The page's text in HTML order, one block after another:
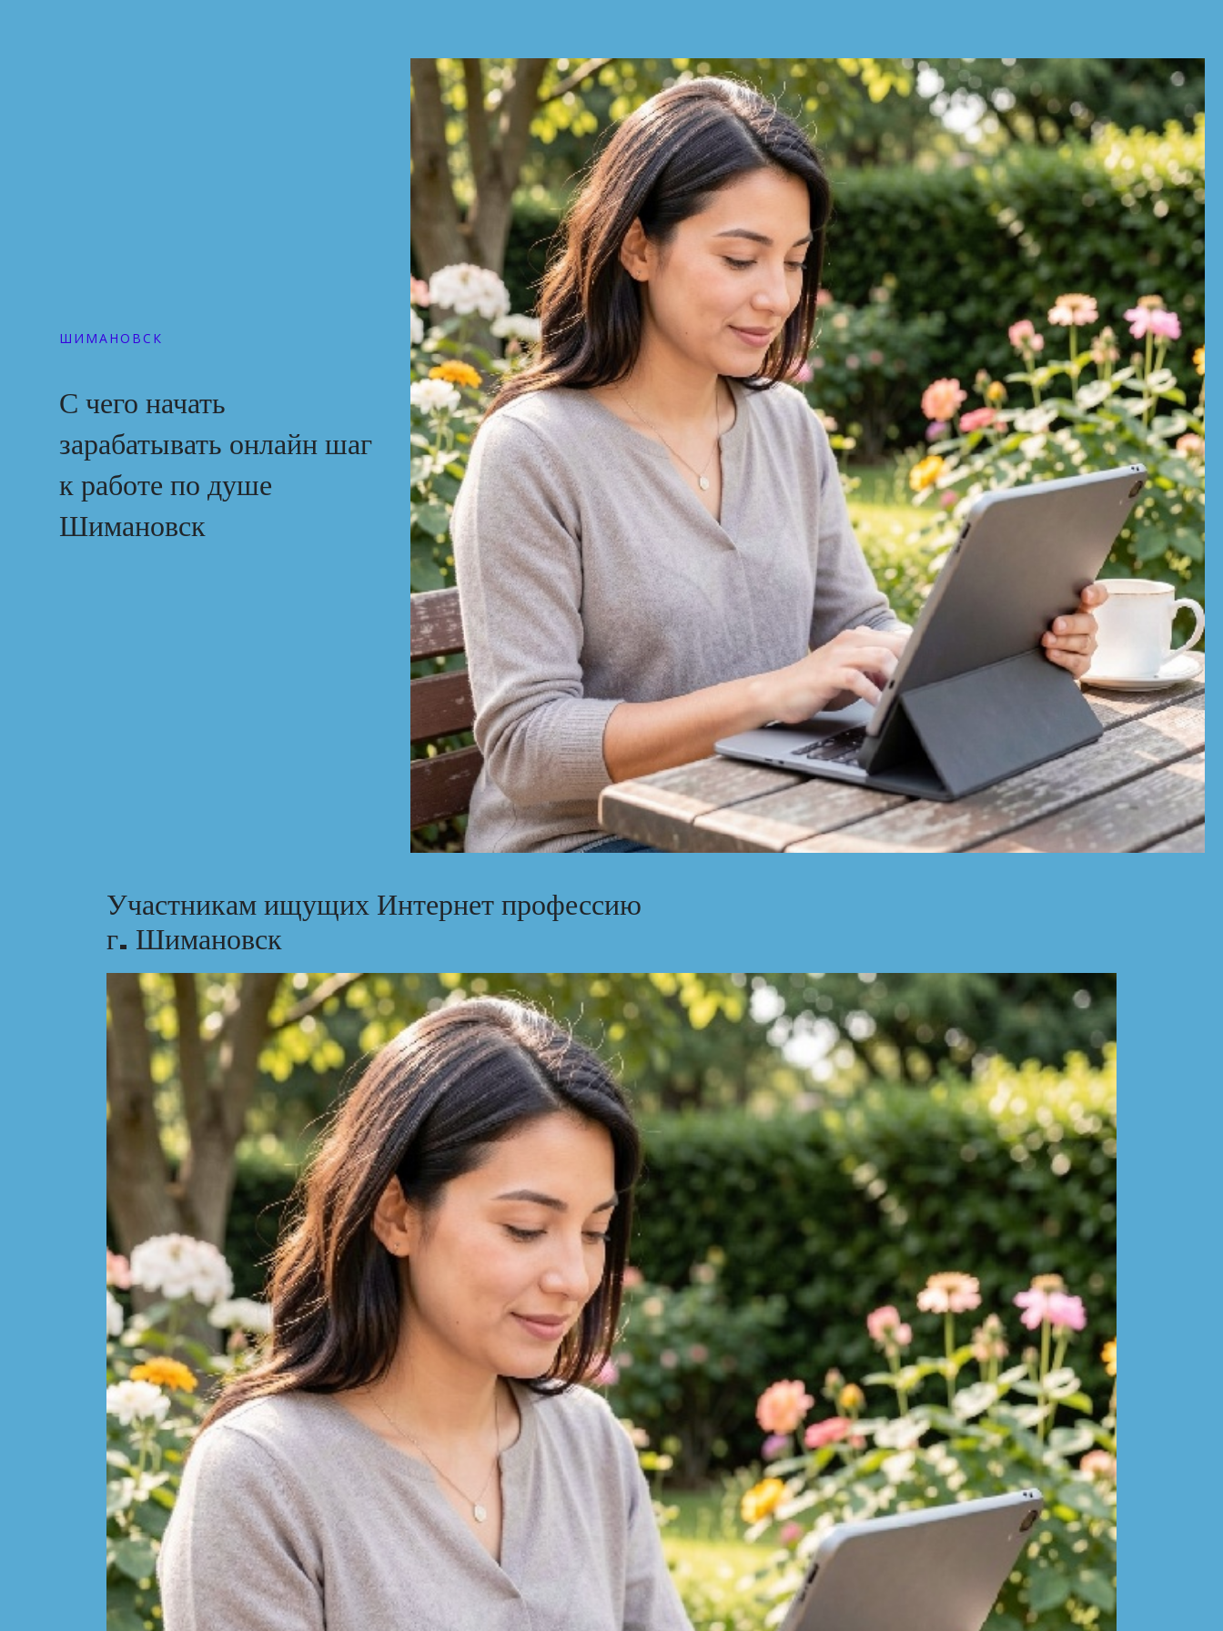
ШИМАНОВСК
С чего начать
зарабатывать онлайн шаг
к работе по душе
Шимановск
Участникам ищущих Интернет профессию
г. Шимановск